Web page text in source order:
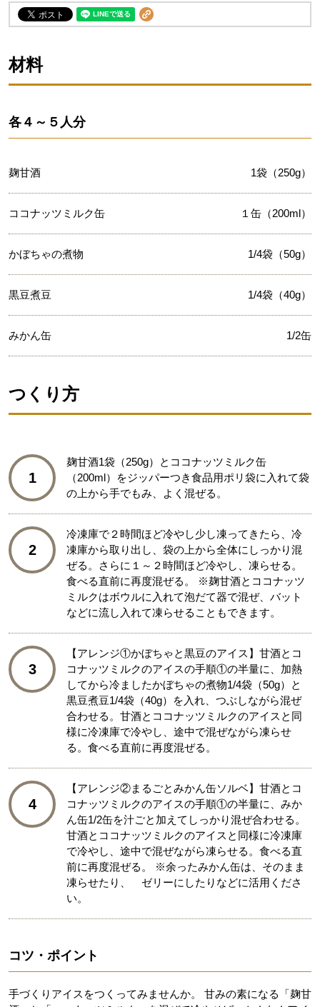
材料
各４～５人分
麹甘酒 1袋（250g）
ココナッツミルク缶 １缶（200ml）
かぼちゃの煮物 1/4袋（50g）
黒豆煮豆 1/4袋（40g）
みかん缶 1/2缶
つくり方
1
麹甘酒1袋（250g）とココナッツミルク缶
（200ml）をジッパーつき食品用ポリ袋に入れて袋
の上から手でもみ、よく混ぜる。​
2
冷凍庫で２時間ほど冷やし少し凍ってきたら、冷
凍庫から取り出し、袋の上から全体にしっかり混
ぜる。さらに１～２時間ほど冷やし、凍らせる。
食べる直前に再度混ぜる。 ※麹甘酒とココナッツ
ミルクはボウルに入れて泡だて器で混ぜ、バット
などに流し入れて凍らせることもできます。
3
【アレンジ①かぼちゃと黒豆のアイス​】甘酒とコ
コナッツミルクのアイスの手順①の半量に、加熱
してから冷ましたかぼちゃの煮物1/4袋（50g）と
黒豆煮豆1/4袋（40g）を入れ、つぶしながら混ぜ
合わせる。甘酒とココナッツミルクのアイスと同
様に冷凍庫で冷やし、途中で混ぜながら凍らせ
る。食べる直前に再度混ぜる。
4
【アレンジ②まるごとみかん缶ソルベ】甘酒とコ
コナッツミルクのアイスの手順①の半量に、みか
ん缶1/2缶を汁ごと加えてしっかり混ぜ合わせる。​
甘酒とココナッツミルクのアイスと同様に冷凍庫
で冷やし、途中で混ぜながら凍らせる。食べる直
前に再度混ぜる。 ※余ったみかん缶は、そのまま
凍らせたり、 ゼリーにしたりなどに活用くださ
い。
コツ・ポイント
手づくりアイスをつくってみませんか。 甘みの素になる「麹甘